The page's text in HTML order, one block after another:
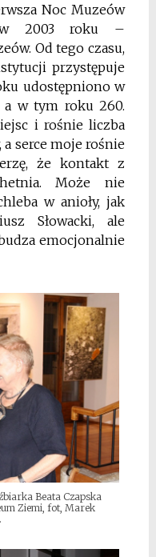
Noc Muzeów
w 2003 roku –
Od tego czasu,
przystępuje
udostępniono w
a w tym roku 260.
i rośnie liczba
serce moje rośnie
że kontakt z
Może nie
w anioły, jak
Słowacki, ale
emocjonalnie
Beata Czapska
Ziemi, fot, Marek